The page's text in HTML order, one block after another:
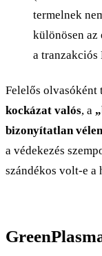
termelnek
különösen
a tranzakciós
Felelős olvasóként
kockázat valós, a
bizonyítatlan
a védekezés
szándékos volt-e a